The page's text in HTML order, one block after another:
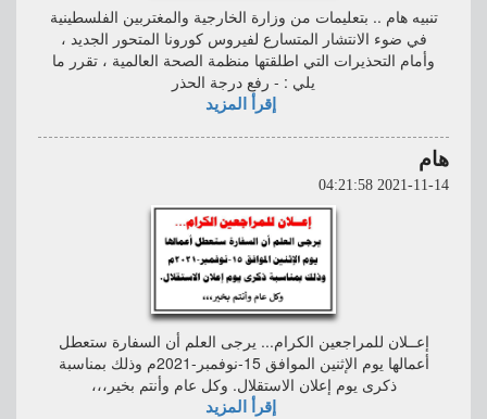
تنبيه هام .. بتعليمات من وزارة الخارجية والمغتربين الفلسطينية
في ضوء الانتشار المتسارع لفيروس كورونا المتحور الجديد ،
وأمام التحذيرات التي اطلقتها منظمة الصحة العالمية ، تقرر ما
يلي : - رفع درجة الحذر
إقرأ المزيد
هام
2021-11-14 04:21:58
إعــلان للمراجعين الكرام... يرجى العلم أن السفارة ستعطل
أعمالها يوم الإثنين الموافق 15-نوفمبر-2021م وذلك بمناسبة
ذكرى يوم إعلان الاستقلال. وكل عام وأنتم بخير،،،
إقرأ المزيد